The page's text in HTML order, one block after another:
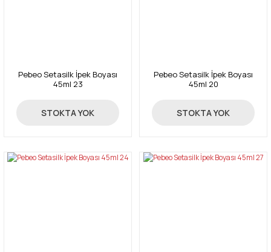
Pebeo Setasilk İpek Boyası
45ml 23
59,50 TL
STOKTA YOK
Pebeo Setasilk İpek Boyası
45ml 20
59,50 TL
STOKTA YOK